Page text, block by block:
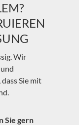
Wir
Sie mit
Sie gern